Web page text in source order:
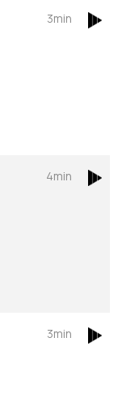
3min
4min
3min